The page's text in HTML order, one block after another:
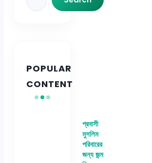
Search
POPULAR
CONTENT
প্রবাসী
মুসলিম
পরিবারের
জন্য জন্ম